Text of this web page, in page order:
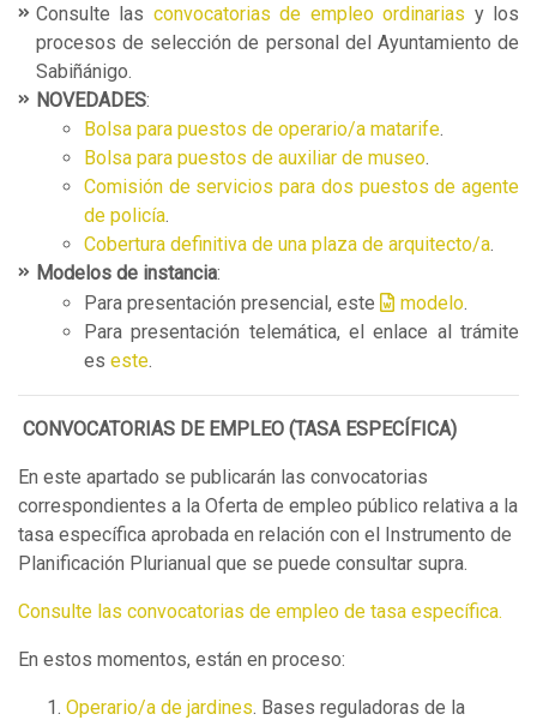
Consulte las convocatorias de empleo ordinarias y los
procesos de selección de personal del Ayuntamiento de
Sabiñánigo.
NOVEDADES:
Bolsa para puestos de operario/a matarife
Bolsa para puestos de auxiliar de museo
Comisión de servicios para dos puestos de agente
de policía
Cobertura definitiva de una plaza de arquitecto/a
Modelos de instancia:
Para presentación presencial, este
modelo
Para presentación telemática, el enlace al trámite
es este
CONVOCATORIAS DE EMPLEO (TASA ESPECÍFICA)
En este apartado se publicarán las convocatorias
correspondientes a la Oferta de empleo público relativa a la
tasa específica aprobada en relación con el Instrumento de
Planificación Plurianual que se puede consultar supra.
Consulte las convocatorias de empleo de tasa específica.
En estos momentos, están en proceso:
Operario/a de jardines . Bases reguladoras de la